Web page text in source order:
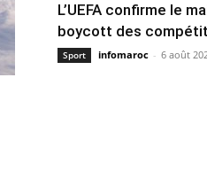
L’UEFA confirme le
boycott des
Sport infomaroc - 6 août